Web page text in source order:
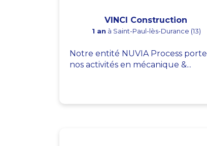
VINCI Construction
1 an à Saint-Paul-lès-Durance (13)
Notre entité NUVIA Process porte
nos activités en mécanique &...